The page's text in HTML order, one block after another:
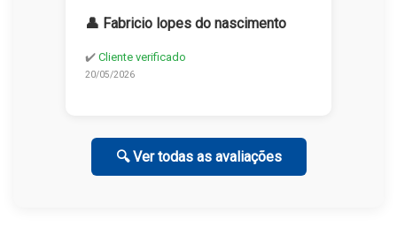
👤 Fabricio lopes do nascimento
✔️ Cliente verificado
20/05/2026
🔍 Ver todas as avaliações